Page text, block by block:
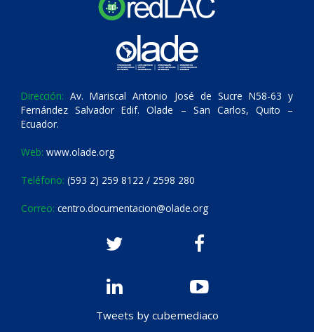
Dirección: Av. Mariscal Antonio José de Sucre N58-63 y
Fernández Salvador Edif. Olade – San Carlos, Quito –
Ecuador.
Web: www.olade.org
Teléfono: (593 2) 259 8122 / 2598 280
Correo: centro.documentacion@olade.org
Tweets by cubemediaco